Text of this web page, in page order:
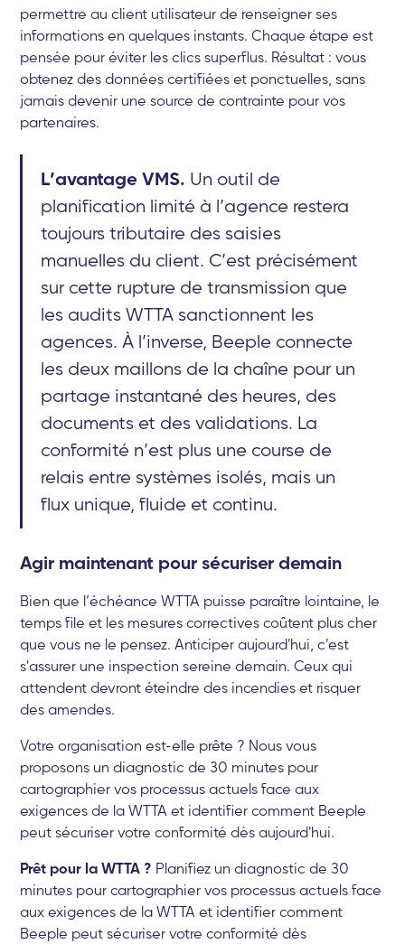
permettre au client utilisateur de renseigner ses
informations en quelques instants. Chaque étape est
pensée pour éviter les clics superflus. Résultat : vous
obtenez des données certifiées et ponctuelles, sans
jamais devenir une source de contrainte pour vos
partenaires.
L’avantage VMS. Un outil de
planification limité à l’agence restera
toujours tributaire des saisies
manuelles du client. C’est précisément
sur cette rupture de transmission que
les audits WTTA sanctionnent les
agences. À l’inverse, Beeple connecte
les deux maillons de la chaîne pour un
partage instantané des heures, des
documents et des validations. La
conformité n’est plus une course de
relais entre systèmes isolés, mais un
flux unique, fluide et continu.
Agir maintenant pour sécuriser demain
Bien que l’échéance WTTA puisse paraître lointaine, le
temps file et les mesures correctives coûtent plus cher
que vous ne le pensez. Anticiper aujourd'hui, c'est
s'assurer une inspection sereine demain. Ceux qui
attendent devront éteindre des incendies et risquer
des amendes.
Votre organisation est-elle prête ? Nous vous
proposons un diagnostic de 30 minutes pour
cartographier vos processus actuels face aux
exigences de la WTTA et identifier comment Beeple
peut sécuriser votre conformité dès aujourd'hui.
Prêt pour la WTTA ? Planifiez un diagnostic de 30
minutes pour cartographier vos processus actuels face
aux exigences de la WTTA et identifier comment
Beeple peut sécuriser votre conformité dès